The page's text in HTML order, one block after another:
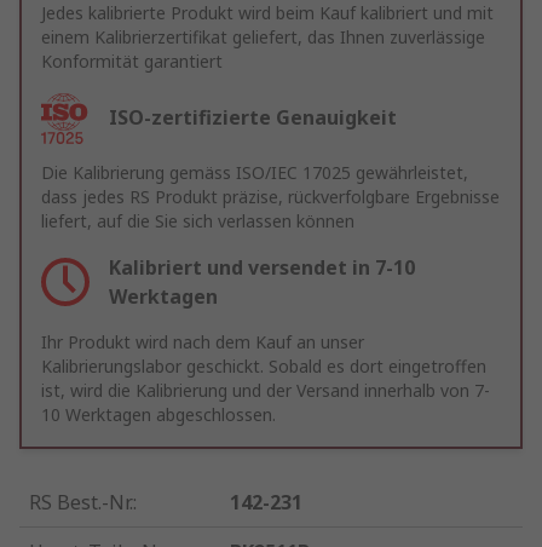
Jedes kalibrierte Produkt wird beim Kauf kalibriert und mit
einem Kalibrierzertifikat geliefert, das Ihnen zuverlässige
Konformität garantiert
ISO-zertifizierte Genauigkeit
Die Kalibrierung gemäss ISO/IEC 17025 gewährleistet,
dass jedes RS Produkt präzise, rückverfolgbare Ergebnisse
liefert, auf die Sie sich verlassen können
Kalibriert und versendet in 7-10
Werktagen
Ihr Produkt wird nach dem Kauf an unser
Kalibrierungslabor geschickt. Sobald es dort eingetroffen
ist, wird die Kalibrierung und der Versand innerhalb von 7-
10 Werktagen abgeschlossen.
RS Best.-Nr.:
142-231